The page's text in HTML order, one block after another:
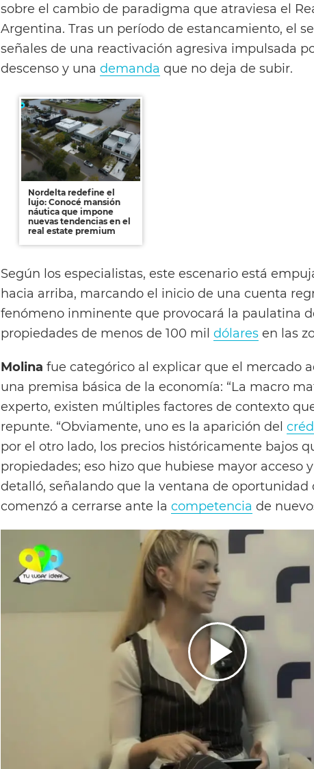
sobre el cambio de paradigma que atraviesa el
Argentina. Tras un período de estancamiento, el
señales de una reactivación agresiva impulsada
descenso y una demanda que no deja de subir.
Nordelta redefine el
lujo: Conocé mansión
náutica que impone
nuevas tendencias en el
real estate premium
Según los especialistas, este escenario está
hacia arriba, marcando el inicio de una cuenta
fenómeno inminente que provocará la paulatina
propiedades de menos de 100 mil dólares en las
Molina fue categórico al explicar que el mercado
una premisa básica de la economía: “La macro
experto, existen múltiples factores de contexto
repunte. “Obviamente, uno es la aparición del
por el otro lado, los precios históricamente bajos
propiedades; eso hizo que hubiese mayor acceso
detalló, señalando que la ventana de oportunidad
comenzó a cerrarse ante la competencia de